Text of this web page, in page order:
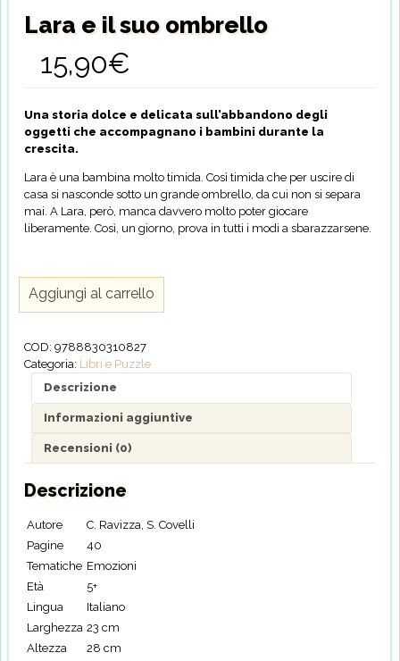
Lara e il suo ombrello
15,90€
Una storia dolce e delicata sull’abbandono degli
oggetti che accompagnano i bambini durante la
crescita.
Lara è una bambina molto timida. Così timida che per uscire di
casa si nasconde sotto un grande ombrello, da cui non si separa
mai. A Lara, però, manca davvero molto poter giocare
liberamente. Così, un giorno, prova in tutti i modi a sbarazzarsene.
e
ombrello
quantità
Aggiungi al carrello
COD: 9788830310827
Categoria: Libri e Puzzle
Descrizione
Informazioni aggiuntive
Recensioni (0)
Descrizione
Autore
C. Ravizza, S. Covelli
Pagine
40
Tematiche Emozioni
Età
5+
Lingua
Italiano
Larghezza 23 cm
Altezza
28 cm